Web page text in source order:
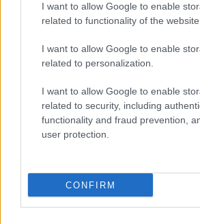
I want to allow Google to enable
related to functionality of the website
I want to allow Google to enable
related to personalization.
I want to allow Google to enable
related to security, including
functionality and fraud prevention,
user protection.
CONFIRM